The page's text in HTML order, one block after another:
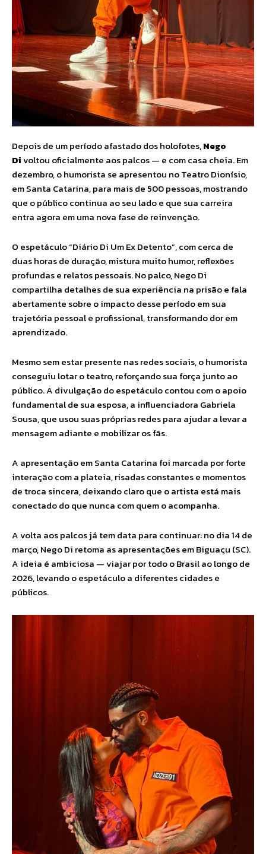
Depois de um período afastado dos holofotes,Nego
Divoltou oficialmente aos palcos — e com casa cheia. Em
dezembro, o humorista se apresentou no Teatro Dionísio,
em Santa Catarina, para mais de 500 pessoas, mostrando
que o público continua ao seu lado e que sua carreira
entra agora em uma nova fase de reinvenção.
O espetáculo “Diário Di Um Ex Detento”, com cerca de
duas horas de duração, mistura muito humor, reflexões
profundas e relatos pessoais. No palco, Nego Di
compartilha detalhes de sua experiência na prisão e fala
abertamente sobre o impacto desse período em sua
trajetória pessoal e profissional, transformando dor em
aprendizado.
Mesmo sem estar presente nas redes sociais, o humorista
conseguiu lotar o teatro, reforçando sua força junto ao
público. A divulgação do espetáculo contou com o apoio
fundamental de sua esposa, a influenciadora Gabriela
Sousa, que usou suas próprias redes para ajudar a levar a
mensagem adiante e mobilizar os fãs.
A apresentação em Santa Catarina foi marcada por forte
interação com a plateia, risadas constantes e momentos
de troca sincera, deixando claro que o artista está mais
conectado do que nunca com quem o acompanha.
A volta aos palcos já tem data para continuar: no dia 14 de
março, Nego Di retoma as apresentações em Biguaçu (SC).
A ideia é ambiciosa — viajar por todo o Brasil ao longo de
2026, levando o espetáculo a diferentes cidades e
públicos.